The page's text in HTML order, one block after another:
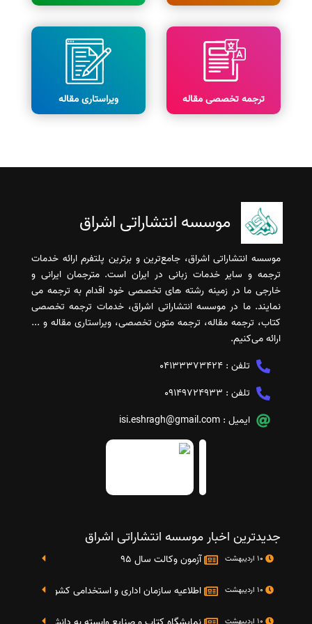
ترجمه تخصصی مقاله ویراستاری مقاله
موسسه انتشاراتی اشراق
موسسه انتشاراتی اشراق، جامع‌ترین و برترین پلتفرم ارائه خدمات
ترجمه و سایر خدمات زبانی در ایران است. مترجمان ایرانی و
خارجی ما در زمینه رشته های تخصصی خود اقدام به ترجمه می
نمایند. ما در موسسه انتشاراتی اشراق، خدمات ترجمه تخصصی
کتاب، ترجمه مقاله، ترجمه متون تخصصی، ویراستاری مقاله و ...
ارائه می‌کنیم.
تلفن : 04133373424
تلفن : 09149724933
ایمیل : isi.eshragh@gmail.com
جدیدترین اخبار موسسه انتشاراتی اشراق
آزمون وکالت سال 95
اطلاعیه سازمان اداری و استخدامی کشور در خصوص